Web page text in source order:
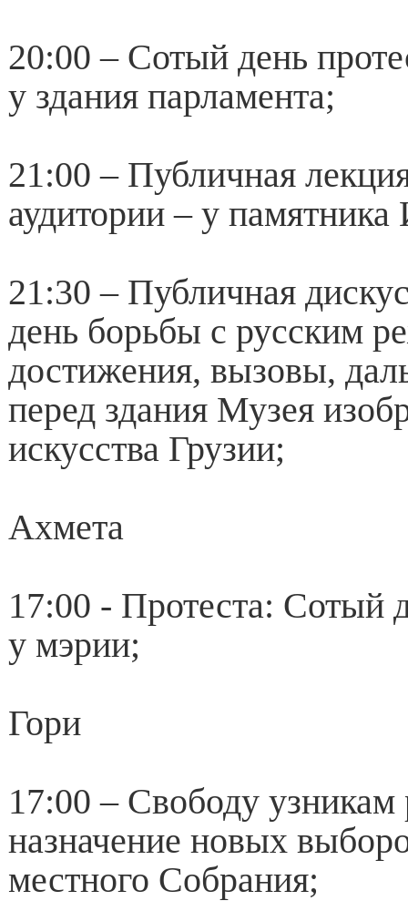
20:00 – Сотый день
у здания парламента;
21:00 – Публичная
аудитории – у
21:30 – Публичная
день борьбы с русским
достижения, вызовы,
перед здания Музея
искусства Грузии;
Ахмета
17:00 - Протеста: Сотый
у мэрии;
Гори
17:00 – Свободу
назначение новых
местного Собрания;